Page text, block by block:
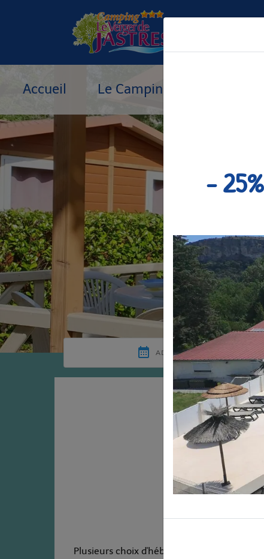
Accueil Le Camping
Plusieurs choix d'hébergements s'offrent à
-